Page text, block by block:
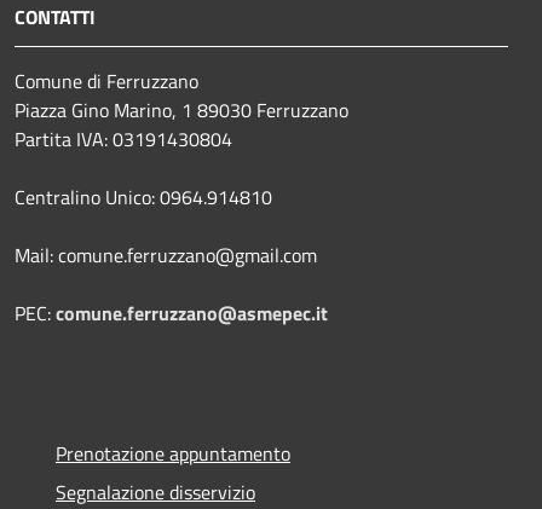
CONTATTI
Comune di Ferruzzano
Piazza Gino Marino, 1 89030 Ferruzzano
Partita IVA: 03191430804
Centralino Unico: 0964.914810
Mail: comune.ferruzzano@gmail.com
PEC:comune.ferruzzano@asmepec.it
Prenotazione appuntamento
Segnalazione disservizio